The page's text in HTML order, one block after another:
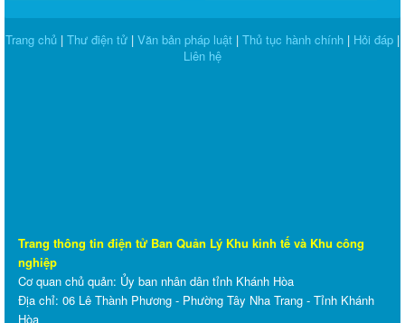
Trang chủ | Thư điện tử | Văn bản pháp luật | Thủ tục hành chính | Hỏi đáp |
Liên hệ
Trang thông tin điện tử Ban Quản Lý Khu kinh tế và Khu công
nghiệp
Cơ quan chủ quản: Ủy ban nhân dân tỉnh Khánh Hòa
Địa chỉ: 06 Lê Thành Phương - Phường Tây Nha Trang - Tỉnh Khánh
Hòa